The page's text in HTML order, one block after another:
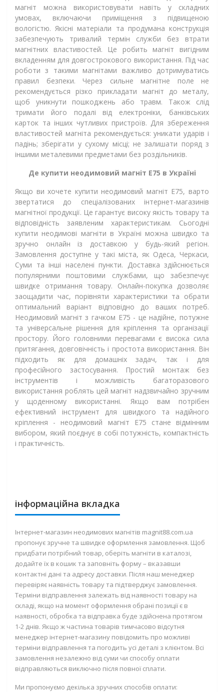
магніт можна використовувати навіть у складних
умовах, включаючи приміщення з підвищеною
вологістю. Якісні матеріали та продумана конструкція
забезпечують тривалий термін служби без втрати
магнітних властивостей. Це робить магніт вигідним
вкладенням для довгострокового використання. Під час
роботи з такими магнітами важливо дотримуватись
правил безпеки. Через сильне магнітне поле не
рекомендується різко прикладати магніт до металу,
щоб уникнути пошкоджень або травм. Також слід
тримати його подалі від електроніки, банківських
карток та інших чутливих пристроїв. Для збереження
властивостей магніта рекомендується: уникати ударів і
падінь; зберігати у сухому місці; не залишати поряд з
іншими металевими предметами без роздільників.
Де купити неодимовий магніт Е75 в Україні
Якщо ви хочете купити неодимовий магніт Е75, варто
звертатися до спеціалізованих інтернет-магазинів
магнітної продукції. Це гарантує високу якість товару та
відповідність заявленим характеристикам. Сьогодні
купити неодимові магніти в Україні можна швидко та
зручно онлайн із доставкою у будь-який регіон.
Замовлення доступне у такі міста, як Одеса, Черкаси,
Суми та інші населені пункти. Доставка здійснюється
популярними поштовими службами, що забезпечує
швидке отримання товару. Онлайн-покупка дозволяє
заощадити час, порівняти характеристики та обрати
оптимальний варіант відповідно до ваших потреб.
Неодимовий магніт з гачком Е75 - це надійне, потужне
та універсальне рішення для кріплення та організації
простору. Його головними перевагами є висока сила
притягання, довговічність і простота використання. Він
підходить як для домашніх задач, так і для
професійного застосування. Простий монтаж без
інструментів і можливість багаторазового
використання роблять цей магніт надзвичайно зручним
у щоденному використанні. Якщо вам потрібен
ефективний інструмент для швидкого та надійного
кріплення - неодимовий магніт Е75 стане відмінним
вибором, який поєднує в собі потужність, компактність
і практичність.
інформаційна вкладка
Інтернет-магазин неодимових магнітів magnit88.com.ua
пропонує зручне та швидке оформлення замовлення. Щоб
придбати потрібний товар, оберіть магніти в каталозі,
додайте їх в кошик та заповніть форму – вказавши
контактні дані та адресу доставки. Після наш менеджер
перевіряє наявність товару та підтверджує замовлення.
Терміни відправлення залежать від наявності товару на
складі, якщо на момент оформлення обрані позиції є в
наявності, обробка та відправка буде здійснена протягом
1-2 днів. Якщо ж частина товарів тимчасово відсутня
менеджер інтернет-магазину повідомить про можливі
терміни відправлення та погодить усі деталі з клієнтом. Всі
замовлення незалежно від суми чи способу оплати
відправляються виключно після повної сплати.
Ми пропонуємо декілька зручних способів оплати: